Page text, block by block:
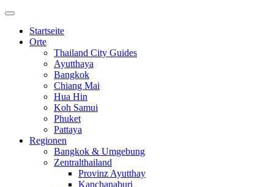
Startseite
Orte
Thailand City Guides
Ayutthaya
Bangkok
Chiang Mai
Hua Hin
Koh Samui
Phuket
Pattaya
Regionen
Bangkok & Umgebung
Zentralthailand
Provinz Ayutthay
Kanchanaburi